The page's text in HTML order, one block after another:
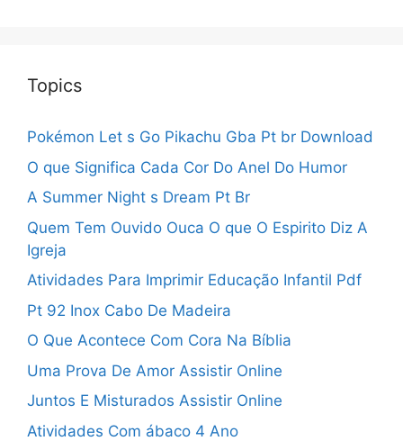
Topics
Pokémon Let s Go Pikachu Gba Pt br Download
O que Significa Cada Cor Do Anel Do Humor
A Summer Night s Dream Pt Br
Quem Tem Ouvido Ouca O que O Espirito Diz A
Igreja
Atividades Para Imprimir Educação Infantil Pdf
Pt 92 Inox Cabo De Madeira
O Que Acontece Com Cora Na Bíblia
Uma Prova De Amor Assistir Online
Juntos E Misturados Assistir Online
Atividades Com ábaco 4 Ano